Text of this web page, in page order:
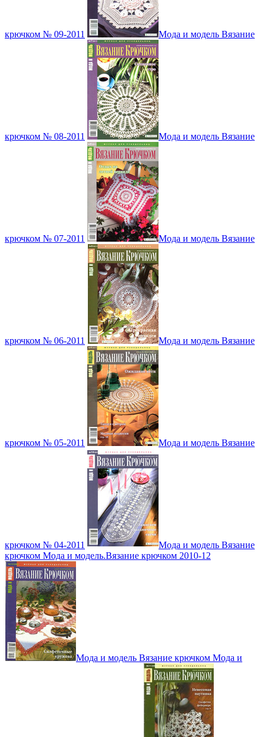
крючком № 09-2011 Мода и модель Вязание
крючком № 08-2011 Мода и модель Вязание
крючком № 07-2011 Мода и модель Вязание
крючком № 06-2011 Мода и модель Вязание
крючком № 05-2011 Мода и модель Вязание
крючком № 04-2011
Мода и модель Вязание
крючком Мода и модель.Вязание крючком 2010-12
Мода и модель Вязание крючком Мода и